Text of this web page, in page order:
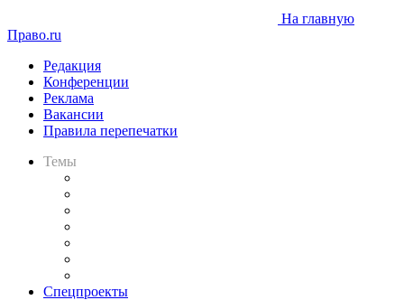
На главную
Право.ru
Редакция
Конференции
Реклама
Вакансии
Правила перепечатки
Темы
Спецпроекты